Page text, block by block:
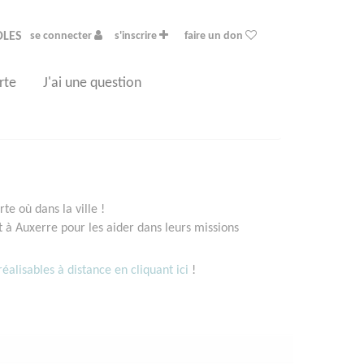
se connecter s'inscrire faire un don
J'ai une question
où dans la ville !
Auxerre pour les aider dans leurs missions
à distance en cliquant ici !